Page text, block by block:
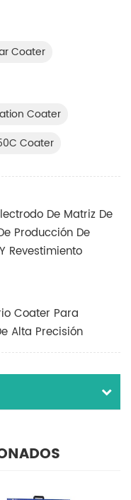
Coater
Coater
Coater
De Matriz De
Producción De
Revestimiento
Coater Para
Alta Precisión